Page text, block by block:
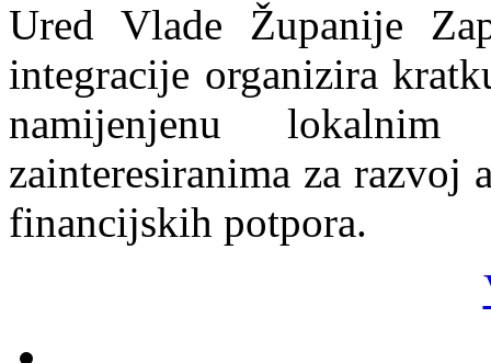
Ured Vlade Županije
integracije organizira
namijenjenu
zainteresiranima za razvoj
financijskih potpora.